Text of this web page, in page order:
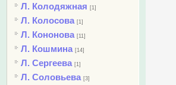
Л. Колодяжная [1]
Л. Колосова [1]
Л. Кононова [11]
Л. Кошмина [14]
Л. Сергеева [1]
Л. Соловьева [3]